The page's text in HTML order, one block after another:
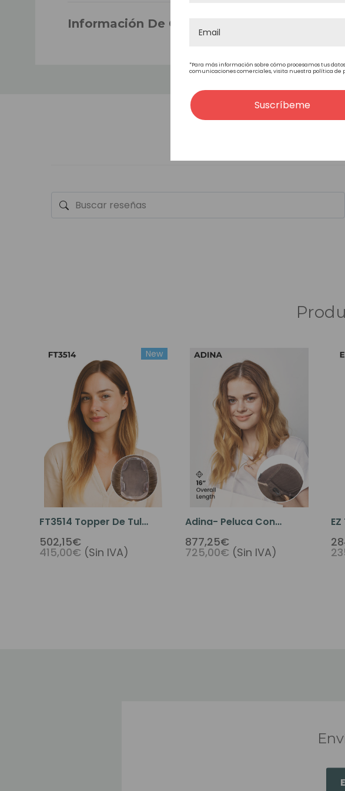
ESTILO DEL CABELLO Estilo libre
Información De Garantía
New
FT3514 Topper De Tul
Francés Con Clips De
Cabello Premium
502,15€
415,00€ (Sin IVA)
Adina- Peluca Con
Cabello Premium Y Tul
Francés
877,25€
725,00€ (Sin IVA)
*Para más información sobre cómo procesamos tus
comunicaciones comerciales, visita nuestra política de
Suscríbeme